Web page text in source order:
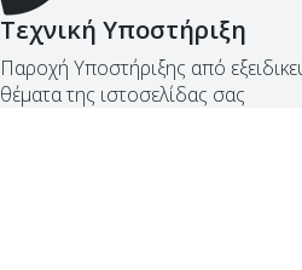
Τεχνική Υποστήριξη
Παροχή Υποστήριξης από
θέματα της ιστοσελίδας σας